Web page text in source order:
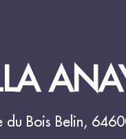
du Bois Belin,